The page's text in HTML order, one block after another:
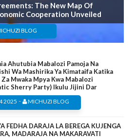
The New Map Of
Cooperation Unveiled
BLOG
Ahutubia Mabalozi Pamoja Na
Wa Mashirika Ya Kimataifa Katika
Mwaka Mpya Kwa Mabalozi
Sherry Party) Ikulu Jijini Dar
2025 - MICHUZI BLOG
FEDHA DARAJA LA BEREGA KUJENGA
MADARAJA NA MAKARAVATI